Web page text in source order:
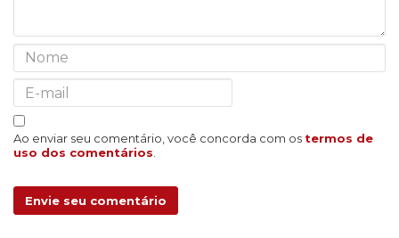
Ao enviar seu comentário, você concorda com os termos de
uso dos comentários
Envie seu comentário